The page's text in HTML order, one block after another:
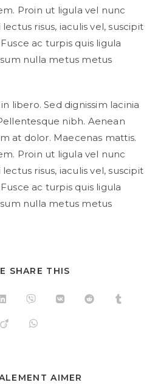
Proin ut ligula vel nunc
risus, iaculis vel, suscipit
ac turpis quis ligula
nulla metus metus
libero. Sed dignissim lacinia
nibh. Aenean
at dolor. Maecenas mattis.
Proin ut ligula vel nunc
risus, iaculis vel, suscipit
ac turpis quis ligula
nulla metus metus
SHARE THIS
AIMER